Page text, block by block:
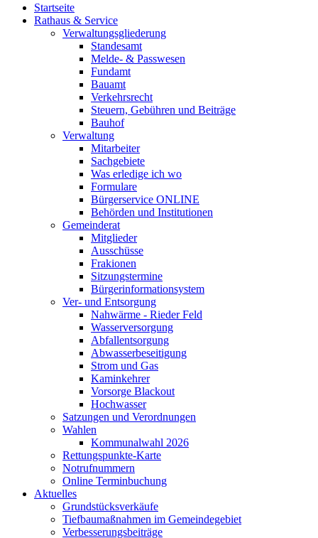
Startseite
Rathaus & Service
Verwaltungsgliederung
Standesamt
Melde- & Passwesen
Fundamt
Bauamt
Verkehrsrecht
Steuern, Gebühren und Beiträge
Bauhof
Verwaltung
Mitarbeiter
Sachgebiete
Was erledige ich wo
Formulare
Bürgerservice ONLINE
Behörden und Institutionen
Gemeinderat
Mitglieder
Ausschüsse
Frakionen
Sitzungstermine
Bürgerinformationsystem
Ver- und Entsorgung
Nahwärme - Rieder Feld
Wasserversorgung
Abfallentsorgung
Abwasserbeseitigung
Strom und Gas
Kaminkehrer
Vorsorge Blackout
Hochwasser
Satzungen und Verordnungen
Wahlen
Kommunalwahl 2026
Rettungspunkte-Karte
Notrufnummern
Online Terminbuchung
Aktuelles
Grundstücksverkäufe
Tiefbaumaßnahmen im Gemeindegebiet
Verbesserungsbeiträge